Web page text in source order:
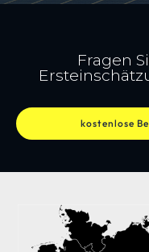
Fragen
kostenlose